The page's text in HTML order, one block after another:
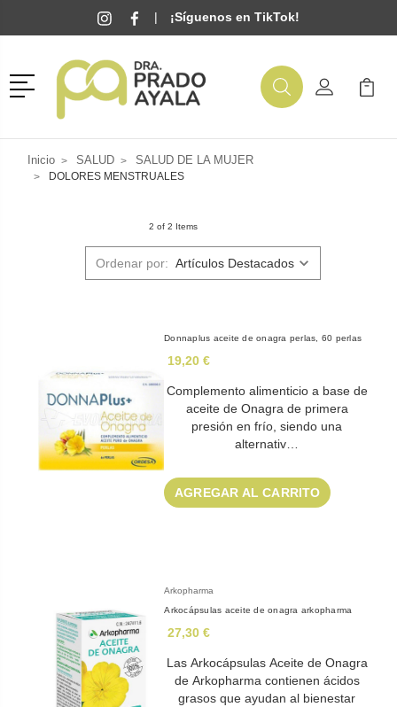
| ¡Síguenos en TikTok!
Menú
BuscarMi Cuenta
Mi
Inicio SALUD SALUD DE LA MUJER
DOLORES MENSTRUALES
2 of 2 Items
Ordenar por:
Donnaplus aceite de onagra perlas, 60 perlas
19,20 €
Complemento alimenticio a base de
aceite de Onagra de primera
presión en frío, siendo una
alternativ…
AGREGAR AL CARRITO
Arkopharma
Arkocápsulas aceite de onagra arkopharma
27,30 €
Las Arkocápsulas Aceite de Onagra
de Arkopharma contienen ácidos
grasos que ayudan al bienestar